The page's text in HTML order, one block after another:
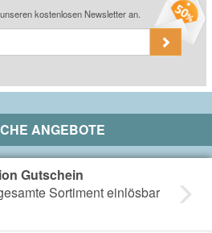
kostenlosen Newsletter an.
ANGEBOTE
Gutschein
Sortiment einlösbar